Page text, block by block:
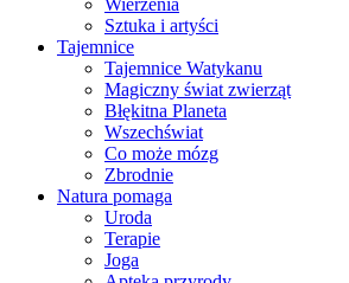
Wierzenia
Sztuka i artyści
Tajemnice
Tajemnice Watykanu
Magiczny świat zwierząt
Błękitna Planeta
Wszechświat
Co może mózg
Zbrodnie
Natura pomaga
Uroda
Terapie
Joga